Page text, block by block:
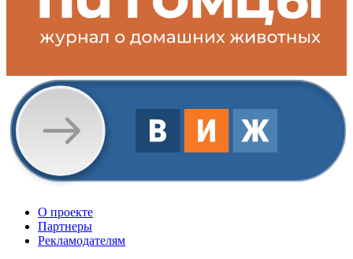
О проекте
Партнеры
Рекламодателям